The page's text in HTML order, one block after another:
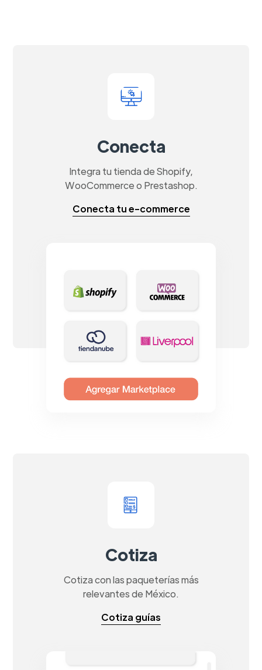
Conecta
Integra tu tienda de Shopify,
WooCommerce o Prestashop.
Conecta tu e-commerce
Cotiza
Cotiza con las paqueterías más
relevantes de México.
Cotiza guías